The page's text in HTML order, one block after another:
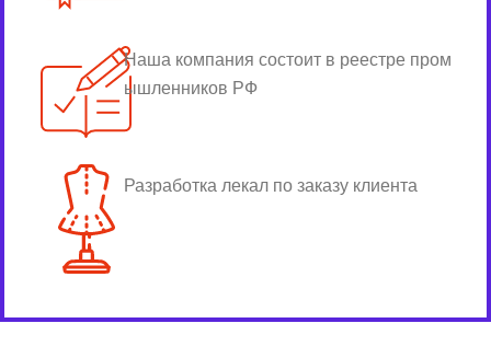
Наша компания состоит в реестре пром
ышленников РФ
Разработка лекал по заказу клиента